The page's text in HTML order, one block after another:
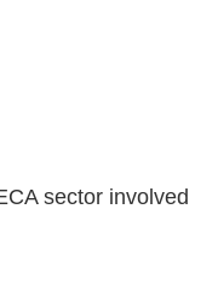
sector involved